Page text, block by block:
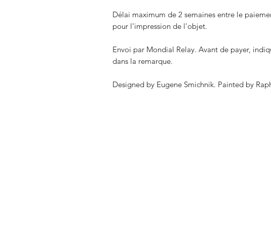
Délai maximum de 2 semaines entre le
pour l'impression de l'objet.
Envoi par Mondial Relay. Avant de payer,
dans la remarque.
Designed by Eugene Smichnik. Painted by